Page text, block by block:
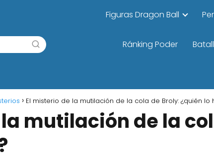
Figuras Dragon Ball
Ránking Poder
El misterio de la mutilación de la cola de Broly: ¿quién lo
mutilación de la